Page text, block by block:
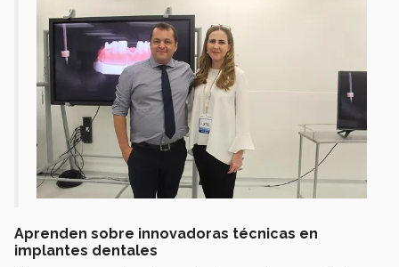
Aprenden sobre innovadoras técnicas en
implantes dentales